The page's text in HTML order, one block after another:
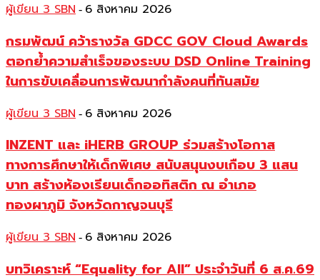
ผู้เขียน 3 SBN - 6 สิงหาคม 2026
กรมพัฒน์ คว้ารางวัล GDCC GOV Cloud Awards
ตอกย้ำความสำเร็จของระบบ DSD Online Training
ในการขับเคลื่อนการพัฒนากำลังคนที่ทันสมัย
ผู้เขียน 3 SBN - 6 สิงหาคม 2026
INZENT และ iHERB GROUP ร่วมสร้างโอกาส
ทางการศึกษาให้เด็กพิเศษ สนับสนุนงบเกือบ 3 แสน
บาท สร้างห้องเรียนเด็กออทิสติก ณ อำเภอ
ทองผาภูมิ จังหวัดกาญจนบุรี
ผู้เขียน 3 SBN - 6 สิงหาคม 2026
บทวิเคราะห์ “Equality for All” ประจำวันที่ 6 ส.ค.69